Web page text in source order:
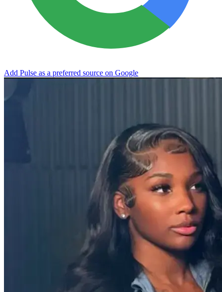
Add Pulse as a preferred source on Google